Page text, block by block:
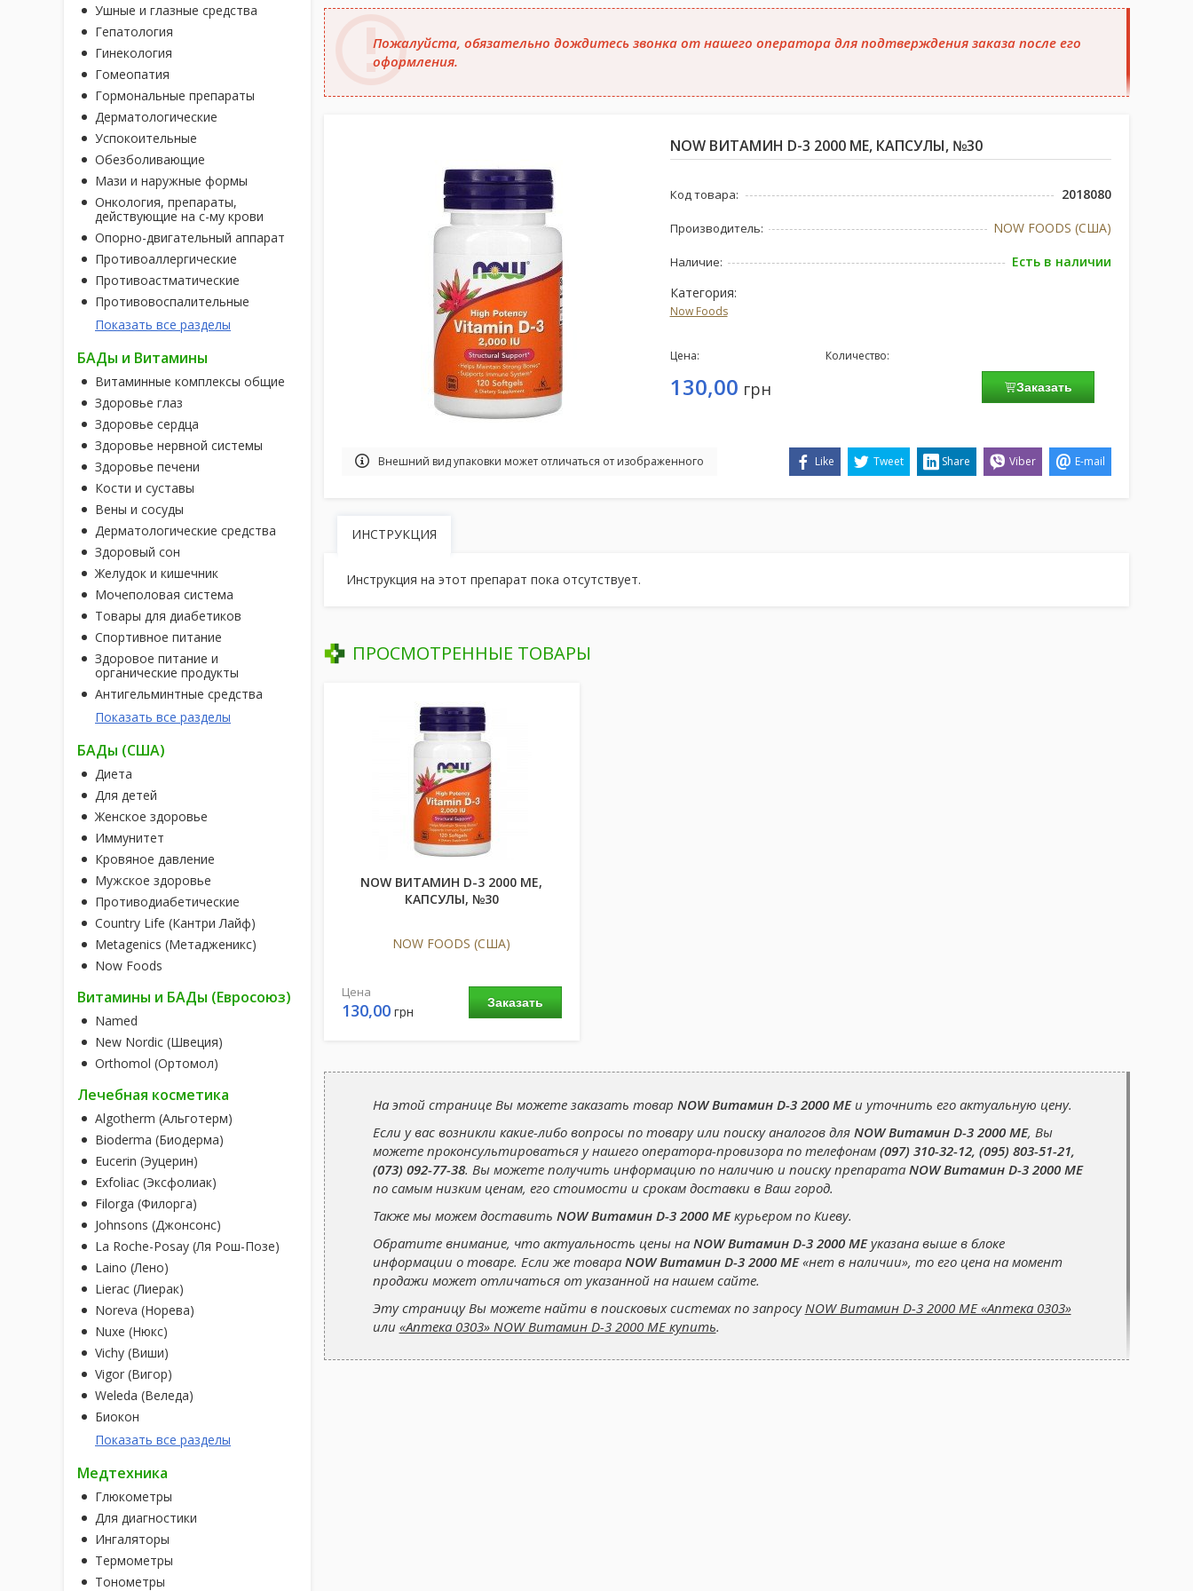
Ушные и глазные средства
Гепатология
Гинекология
Гомеопатия
Гормональные препараты
Дерматологические
Успокоительные
Обезболивающие
Мази и наружные формы
Онкология, препараты,
действующие на с-му крови
Опорно-двигательный аппарат
Противоаллергические
Противоастматические
Противовоспалительные
Показать все разделы
БАДы и Витамины
Витаминные комплексы общие
Здоровье глаз
Здоровье сердца
Здоровье нервной системы
Здоровье печени
Кости и суставы
Вены и сосуды
Дерматологические средства
Здоровый сон
Желудок и кишечник
Мочеполовая система
Товары для диабетиков
Спортивное питание
Здоровое питание и
органические продукты
Антигельминтные средства
Показать все разделы
БАДы (США)
Диета
Для детей
Женское здоровье
Иммунитет
Кровяное давление
Мужское здоровье
Противодиабетические
Country Life (Кантри Лайф)
Metagenics (Метадженикс)
Now Foods
Витамины и БАДы (Евросоюз)
Named
New Nordic (Швеция)
Orthomol (Ортомол)
Лечебная косметика
Algotherm (Альготерм)
Bioderma (Биодерма)
Eucerin (Эуцерин)
Exfoliac (Эксфолиак)
Filorga (Филорга)
Johnsons (Джонсонс)
La Roche-Posay (Ля Рош-Позе)
Laino (Лено)
Lierac (Лиерак)
Noreva (Норева)
Nuxe (Нюкс)
Vichy (Виши)
Vigor (Вигор)
Weleda (Веледа)
Биокон
Показать все разделы
Медтехника
Глюкометры
Для диагностики
Ингаляторы
Термометры
Тонометры
Пожалуйста, обязательно дождитесь звонка от нашего оператора для подтверждения заказа после его
оформления.
NOW ВИТАМИН D-3 2000 МЕ, КАПСУЛЫ, №30
Код товара: 2018080
Производитель: NOW FOODS (США)
Наличие:
Есть в наличии
Категория:
Now Foods
Цена:
130,00 грн
Количество:
Заказать
Внешний вид упаковки может отличаться от изображенного Like Tweet Share Viber E-mail
ИНСТРУКЦИЯ
Инструкция на этот препарат пока отсутствует.
ПРОСМОТРЕННЫЕ ТОВАРЫ
NOW ВИТАМИН D-3 2000 МЕ,
КАПСУЛЫ, №30
NOW FOODS (США)
Заказать
Цена
130,00грн
На этой странице Вы можете заказать товар NOW Витамин D-3 2000 МЕи уточнить его актуальную цену.
Если у вас возникли какие-либо вопросы по товару или поиску аналогов для NOW Витамин D-3 2000 МЕ, Вы
можете проконсультироваться у нашего оператора-провизора по телефонам (097) 310-32-12, (095) 803-51-21,
(073) 092-77-38. Вы можете получить информацию по наличию и поиску препарата NOW Витамин D-3 2000 МЕ
по самым низким ценам, его стоимости и срокам доставки в Ваш город.
Также мы можем доставить NOW Витамин D-3 2000 МЕкурьером по Киеву.
Обратите внимание, что актуальность цены на NOW Витамин D-3 2000 МЕуказана выше в блоке
информации о товаре. Если же товара NOW Витамин D-3 2000 МЕ«нет в наличии», то его цена на момент
продажи может отличаться от указанной на нашем сайте.
Эту страницу Вы можете найти в поисковых системах по запросу NOW Витамин D-3 2000 МЕ «Аптека 0303»
или «Аптека 0303» NOW Витамин D-3 2000 МЕ купить.